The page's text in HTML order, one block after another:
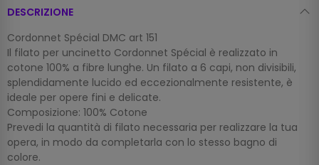
DESCRIZIONE
Cordonnet Spécial DMC art 151
Il filato per uncinetto Cordonnet Spécial è realizzato in
cotone 100% a fibre lunghe. Un filato a 6 capi, non divisibili,
splendidamente lucido ed eccezionalmente resistente, è
ideale per opere fini e delicate.
Composizione: 100% Cotone
Prevedi la quantità di filato necessaria per realizzare la tua
opera, in modo da completarla con lo stesso bagno di
colore.